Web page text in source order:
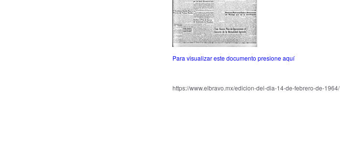
Para visualizar este documento presione aquí
https://www.elbravo.mx/edicion-del-dia-14-de-febrero-de-1964/